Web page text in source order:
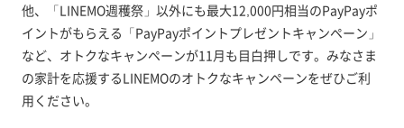
他、「LINEMO週穫祭」以外にも最大12,000円相当のPayPayポ
イントがもらえる「PayPayポイントプレゼントキャンペーン」
など、オトクなキャンペーンが11月も目白押しです。みなさま
の家計を応援するLINEMOのオトクなキャンペーンをぜひご利
用ください。